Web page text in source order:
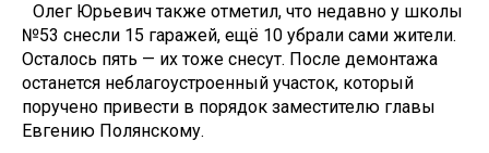
Олег Юрьевич также отметил, что недавно у школы
№53 снесли 15 гаражей, ещё 10 убрали сами жители.
Осталось пять — их тоже снесут. После демонтажа
останется неблагоустроенный участок, который
поручено привести в порядок заместителю главы
Евгению Полянскому.